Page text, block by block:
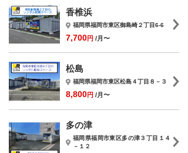
香椎浜
福岡県福岡市東区御島崎２丁目6-6
7,700円 /月〜
松島
福岡県福岡市東区松島４丁目８－３
8,800円 /月〜
多の津
福岡県福岡市東区多の津３丁目１４
－１２